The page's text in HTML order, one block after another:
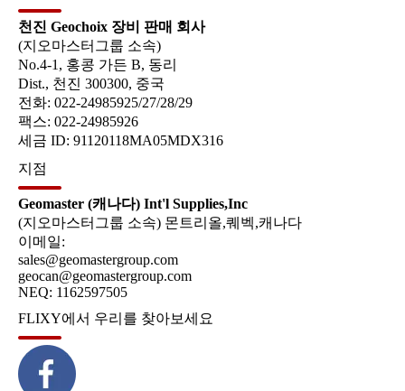
천진 Geochoix 장비 판매 회사
(지오마스터그룹 소속)
No.4-1, 홍콩 가든 B, 동리
Dist., 천진 300300, 중국
전화: 022-24985925/27/28/29
팩스: 022-24985926
세금 ID: 91120118MA05MDX316
지점
Geomaster (캐나다) Int'l Supplies,Inc
(지오마스터그룹 소속) 몬트리올,퀘벡,캐나다
이메일:
sales@geomastergroup.com
geocan@geomastergroup.com
NEQ: 1162597505
FLIXY에서 우리를 찾아보세요